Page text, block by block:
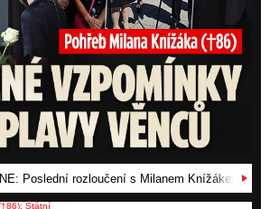
Poslední rozloučení s Milanem Knížákem